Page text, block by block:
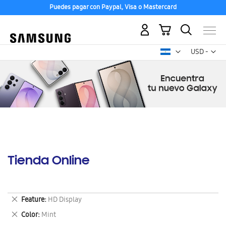
Puedes pagar con Paypal, Visa o Mastercard
USD -
dólar
Mi carrito
Tienda Online
Feature HD Display
Eliminar
este
artículo
Color Mint
Eliminar